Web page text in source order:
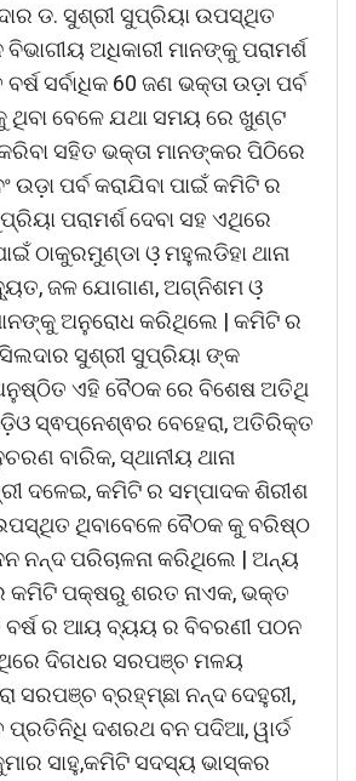
ଡ. ସୁଶ୍ରୀ ସୁପ୍ରିୟା ଉପସ୍ଥିତ
ଅଧିକାରୀ ମାନଙ୍କୁ ପରାମର୍ଶ
ସର୍ବାଧିକ 60 ଜଣ ଭକ୍ତା ଉଡ଼ା ପର୍ବ
ଥିବା ବେଳେ ଯଥା ସମୟ ରେ ଖୁଣ୍ଟ
ସହିତ ଭକ୍ତା ମାନଙ୍କର ପିଠିରେ
ଉଡ଼ା ପର୍ବ କରାଯିବା ପାଇଁ କମିଟି ର
ପରାମର୍ଶ ଦେବା ସହ ଏଥିରେ
ଠାକୁରମୁଣ୍ଡା ଓ଼ ମହୁଲଡିହା ଥାନା
ଜଳ ଯୋଗାଣ, ଅଗ୍ନିଶମ ଓ଼
ଅନୁରୋଧ କରିଥିଲେ | କମିଟି ର
ସୁଶ୍ରୀ ସୁପ୍ରିୟା ଙ୍କ
ଏହି ବୈଠକ ରେ ବିଶେଷ ଅତିଥି
ସ୍ଵପ୍ନେଶ୍ଵର ବେହେରା, ଅତିରିକ୍ତ
ବାରିକ, ସ୍ଥାନୀୟ ଥାନା
ଦଳେଇ, କମିଟି ର ସମ୍ପାଦକ ଶିରୀଶ
ଥିବାବେଳେ ବୈଠକ କୁ ବରିଷ୍ଠ
ନନ୍ଦ ପରିଚାଳନା କରିଥିଲେ | ଅନ୍ୟ
କମିଟି ପକ୍ଷରୁ ଶରତ ନାଏକ, ଭକ୍ତ
ବର୍ଷ ର ଆୟ ବ୍ୟୟ ର ବିବରଣୀ ପଠନ
ଦିଗଧର ସରପଞ୍ଚ ମଳୟ
ସରପଞ୍ଚ ବ୍ରହ୍ମ୍ଛା ନନ୍ଦ ଦେହୁରୀ,
ପ୍ରତିନିଧି ଦଶରଥ ବନ ପଦିଆ, ୱାର୍ଡ
ସାହୁ,କମିଟି ସଦସ୍ୟ ଭାସ୍କର